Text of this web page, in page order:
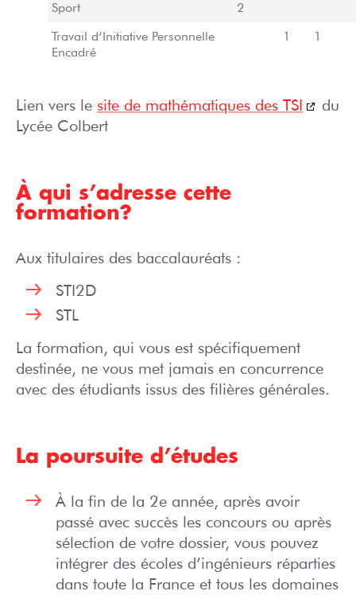
Sport
2
Travail d’Initiative Personnelle
Encadré
1 1
Lien vers le site de mathématiques des TSI
du
Lycée Colbert
À qui s’adresse cette
formation?
Aux titulaires des baccalauréats :
STI2D
STL
La formation, qui vous est spécifiquement
destinée, ne vous met jamais en concurrence
avec des étudiants issus des filières générales.
La poursuite d’études
À la fin de la 2e année, après avoir
passé avec succès les concours ou après
sélection de votre dossier, vous pouvez
intégrer des écoles d’ingénieurs réparties
dans toute la France et tous les domaines